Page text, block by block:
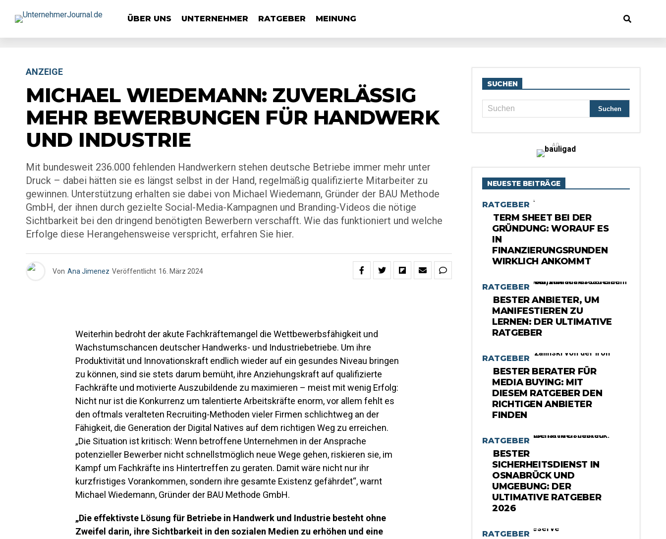
ÜBER UNS UNTERNEHMER RATGEBER MEINUNG
ANZEIGE
MICHAEL WIEDEMANN: ZUVERLÄSSIG
MEHR BEWERBUNGEN FÜR HANDWERK
UND INDUSTRIE
Mit bundesweit 236.000 fehlenden Handwerkern stehen deutsche Betriebe immer mehr unter
Druck – dabei hätten sie es längst selbst in der Hand, regelmäßig qualifizierte Mitarbeiter zu
gewinnen. Unterstützung erhalten sie dabei von Michael Wiedemann, Gründer der BAU Methode
GmbH, der ihnen durch gezielte Social-Media-Kampagnen und Branding-Videos die nötige
Sichtbarkeit bei den dringend benötigten Bewerbern verschafft. Wie das funktioniert und welche
Erfolge diese Herangehensweise verspricht, erfahren Sie hier.
Von Ana Jimenez Veröffentlicht 16. März 2024
Weiterhin bedroht der akute Fachkräftemangel die Wettbewerbsfähigkeit und
Wachstumschancen deutscher Handwerks- und Industriebetriebe. Um ihre
Produktivität und Innovationskraft endlich wieder auf ein gesundes Niveau bringen
zu können, sind sie stets darum bemüht, ihre Anziehungskraft auf qualifizierte
Fachkräfte und motivierte Auszubildende zu maximieren – meist mit wenig Erfolg:
Nicht nur ist die Konkurrenz um talentierte Arbeitskräfte enorm, vor allem fehlt es
den oftmals veralteten Recruiting-Methoden vieler Firmen schlichtweg an der
Fähigkeit, die Generation der Digital Natives auf dem richtigen Weg zu erreichen.
„Die Situation ist kritisch: Wenn betroffene Unternehmen in der Ansprache
potenzieller Bewerber nicht schnellstmöglich neue Wege gehen, riskieren sie, im
Kampf um Fachkräfte ins Hintertreffen zu geraten. Damit wäre nicht nur ihr
kurzfristiges Vorankommen, sondern ihre gesamte Existenz gefährdet“, warnt
Michael Wiedemann, Gründer der BAU Methode GmbH.
„Die effektivste Lösung für Betriebe in Handwerk und Industrie besteht ohne
Zweifel darin, ihre Sichtbarkeit in den sozialen Medien zu erhöhen und eine
SUCHEN
AD
NEUESTE BEITRÄGE
RATGEBER
TERM SHEET BEI DER
GRÜNDUNG: WORAUF ES
IN
FINANZIERUNGSRUNDEN
WIRKLICH ANKOMMT
RATGEBER
BESTER ANBIETER, UM
MANIFESTIEREN ZU
LERNEN: DER ULTIMATIVE
RATGEBER
RATGEBER
BESTER BERATER FÜR
MEDIA BUYING: MIT
DIESEM RATGEBER DEN
RICHTIGEN ANBIETER
FINDEN
RATGEBER
BESTER
SICHERHEITSDIENST IN
OSNABRÜCK UND
UMGEBUNG: DER
ULTIMATIVE RATGEBER
2026
RATGEBER